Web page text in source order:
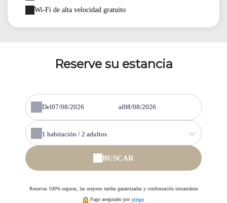
Wi-Fi de alta velocidad gratuito
Reserve su estancia
Del al
1 habitación / 2 adultos
BUSCAR
Reservas 100% seguras, las mejores tarifas garantizadas y confirmación instantánea
Pago asegurado por